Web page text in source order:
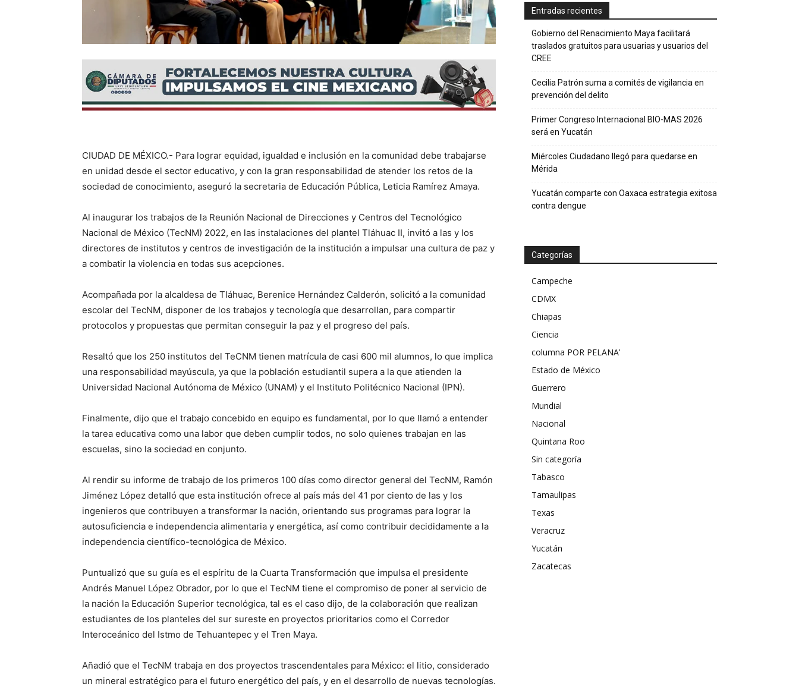
CIUDAD DE MÉXICO.- Para lograr equidad, igualdad e inclusión en la comunidad debe trabajarse
en unidad desde el sector educativo, y con la gran responsabilidad de atender los retos de la
sociedad de conocimiento, aseguró la secretaria de Educación Pública, Leticia Ramírez Amaya.
Al inaugurar los trabajos de la Reunión Nacional de Direcciones y Centros del Tecnológico
Nacional de México (TecNM) 2022, en las instalaciones del plantel Tláhuac II, invitó a las y los
directores de institutos y centros de investigación de la institución a impulsar una cultura de paz y
a combatir la violencia en todas sus acepciones.
Acompañada por la alcaldesa de Tláhuac, Berenice Hernández Calderón, solicitó a la comunidad
escolar del TecNM, disponer de los trabajos y tecnología que desarrollan, para compartir
protocolos y propuestas que permitan conseguir la paz y el progreso del país.
Resaltó que los 250 institutos del TeCNM tienen matrícula de casi 600 mil alumnos, lo que implica
una responsabilidad mayúscula, ya que la población estudiantil supera a la que atienden la
Universidad Nacional Autónoma de México (UNAM) y el Instituto Politécnico Nacional (IPN).
Finalmente, dijo que el trabajo concebido en equipo es fundamental, por lo que llamó a entender
la tarea educativa como una labor que deben cumplir todos, no solo quienes trabajan en las
escuelas, sino la sociedad en conjunto.
Al rendir su informe de trabajo de los primeros 100 días como director general del TecNM, Ramón
Jiménez López detalló que esta institución ofrece al país más del 41 por ciento de las y los
ingenieros que contribuyen a transformar la nación, orientando sus programas para lograr la
autosuficiencia e independencia alimentaria y energética, así como contribuir decididamente a la
independencia científico-tecnológica de México.
Puntualizó que su guía es el espíritu de la Cuarta Transformación que impulsa el presidente
Andrés Manuel López Obrador, por lo que el TecNM tiene el compromiso de poner al servicio de
la nación la Educación Superior tecnológica, tal es el caso dijo, de la colaboración que realizan
estudiantes de los planteles del sur sureste en proyectos prioritarios como el Corredor
Interoceánico del Istmo de Tehuantepec y el Tren Maya.
Añadió que el TecNM trabaja en dos proyectos trascendentales para México: el litio, considerado
un mineral estratégico para el futuro energético del país, y en el desarrollo de nuevas tecnologías.
Entradas recientes
Gobierno del Renacimiento Maya facilitará
traslados gratuitos para usuarias y usuarios del
CREE
Cecilia Patrón suma a comités de vigilancia en
prevención del delito
Primer Congreso Internacional BIO-MAS 2026
será en Yucatán
Miércoles Ciudadano llegó para quedarse en
Mérida
Yucatán comparte con Oaxaca estrategia exitosa
contra dengue
Categorías
Campeche
CDMX
Chiapas
Ciencia
columna POR PELANA’
Estado de México
Guerrero
Mundial
Nacional
Quintana Roo
Sin categoría
Tabasco
Tamaulipas
Texas
Veracruz
Yucatán
Zacatecas